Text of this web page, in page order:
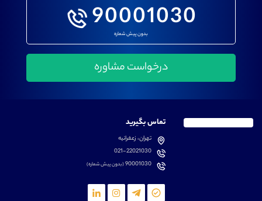
90001030
بدون پیش شماره
تماس بگیرید
تهران، زعفرانیه
021-22021030
90001030(بدون پیش شماره)